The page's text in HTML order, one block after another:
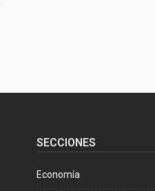
SECCIONES
Economía